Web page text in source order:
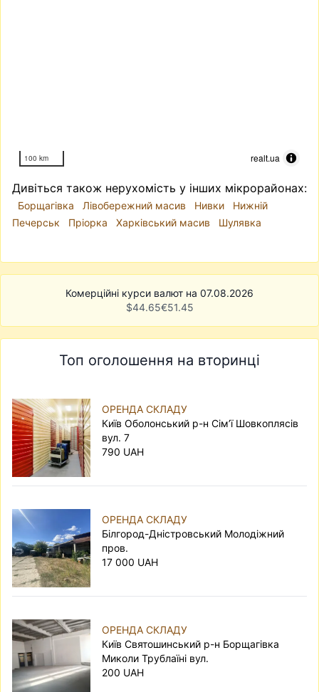
100 km realt.ua
Дивіться також нерухомість у інших мікрорайонах:
Борщагівка Лівобережний масив Нивки
Нижній
Печерськ
Пріорка Харківський масив Шулявка
Комерційні курси валют на 07.08.2026
$44.65€51.45
Топ оголошення на вторинці
ОРЕНДА СКЛАДУ
Київ Оболонський р-н Сім’ї Шовкоплясів
вул. 7
790 UAH
ОРЕНДА СКЛАДУ
Білгород-Дністровський Молодіжний
пров.
17 000 UAH
ОРЕНДА СКЛАДУ
Київ Святошинський р-н Борщагівка
Миколи Трублаїні вул.
200 UAH